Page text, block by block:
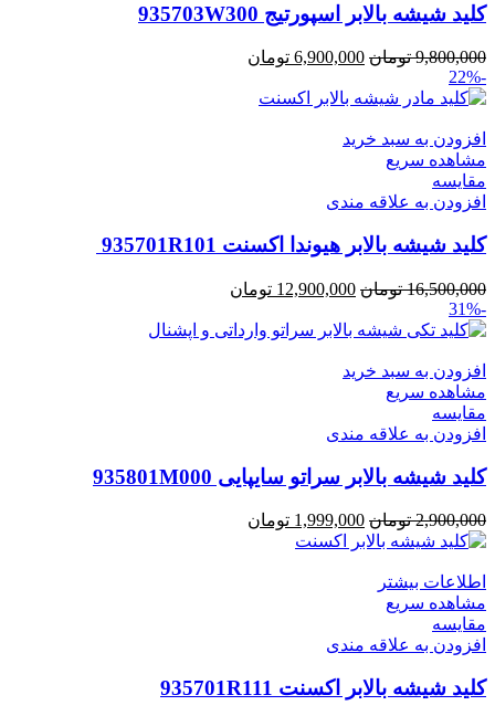
کلید شیشه بالابر اسپورتیج 935703W300
9,800,000 تومان قیمت
9,800,000 تومان
6,900,000 تومان
-22%
افزودن به سبد خرید
مشاهده سریع
مقایسه
افزودن به علاقه مندی
کلید شیشه بالابر هیوندا اکسنت 935701R101
16,500,000 تومان قیمت
16,500,000 تومان
12,900,000 تومان
12,900,000 تومان.
-31%
افزودن به سبد خرید
مشاهده سریع
مقایسه
افزودن به علاقه مندی
کلید شیشه بالابر سراتو سایپایی 935801M000
2,900,000 تومان قیمت
اصلی:
1,999,000 تومان
اطلاعات بیشتر
مشاهده سریع
مقایسه
افزودن به علاقه مندی
کلید شیشه بالابر اکسنت 935701R111